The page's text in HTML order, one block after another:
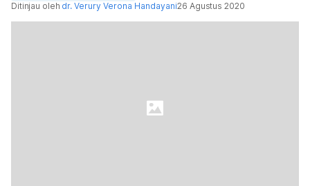
Ditinjau oleh dr. Verury Verona Handayani26 Agustus 2020